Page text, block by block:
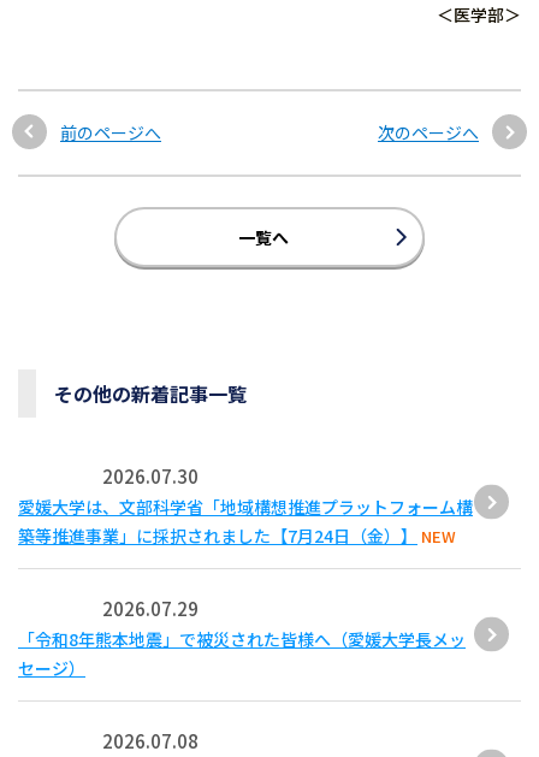
＜医学部＞
前のページへ 次のページへ
一覧へ
その他の新着記事一覧
2026.07.30
愛媛大学は、文部科学省「地域構想推進プラットフォーム構
築等推進事業」に採択されました【7月24日（金）】
NEW
2026.07.29
「令和8年熊本地震」で被災された皆様へ（愛媛大学長メッ
セージ）
2026.07.08